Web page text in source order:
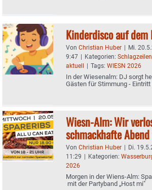
Kinderdisco auf
Von Christian Huber | Mi.
9:47 | Kategorien: Schlagzeilen
aktuell | Tags: WIESN 2026
In der Wiesenalm: DJ sorgt
Gästen für Stimmung -
Wiesn-Alm: Wir
schmackhafte
Von Christian Huber | Di.
11:29 | Kategorien:
2026
Morgen in der Wiens-Alm:
mit der Partyband „Host mi"